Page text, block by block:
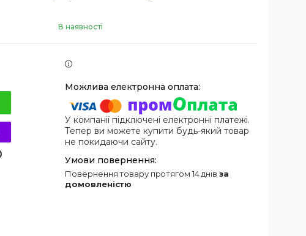
В наявності
У компанії підключені електронні платежі.
Тепер ви можете купити будь-який товар
не покидаючи сайту.
повернення товару протягом 14 днів за
домовленістю